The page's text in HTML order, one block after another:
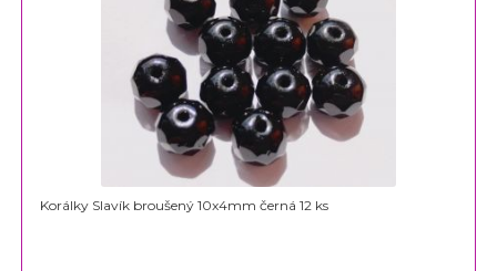
Korálky Slavík broušený 10x4mm černá 12 ks